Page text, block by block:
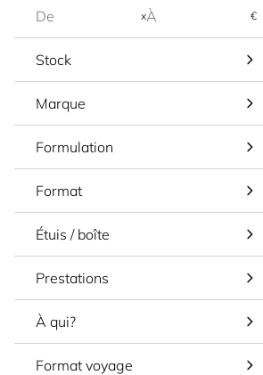
x €
Stock
Marque
Formulation
Format
Étuis / boîte
Prestations
À qui?
Format voyage